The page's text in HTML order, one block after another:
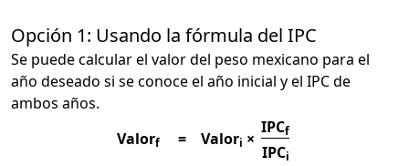
Opción 1: Usando la fórmula del IPC
Se puede calcular el valor del peso mexicano para el
año deseado si se conoce el año inicial y el IPC de
ambos años.
Valorf = Valori ×
IPCf
IPCi